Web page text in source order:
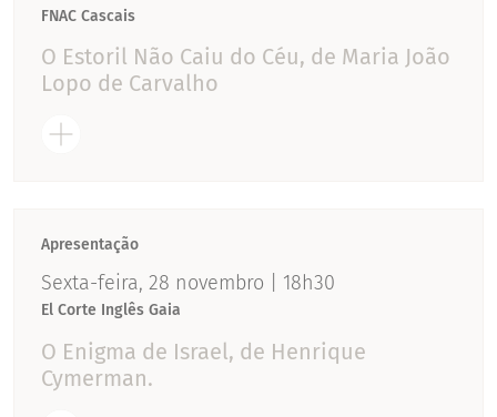
FNAC Cascais
O Estoril Não Caiu do Céu, de Maria João
Lopo de Carvalho
Apresentação
Sexta-feira, 28 novembro | 18h30
El Corte Inglês Gaia
O Enigma de Israel, de Henrique
Cymerman.